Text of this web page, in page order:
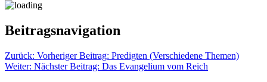
Beitragsnavigation
Zurück: Vorheriger Beitrag: Predigten (Verschiedene Themen)
Weiter: Nächster Beitrag: Das Evangelium vom Reich